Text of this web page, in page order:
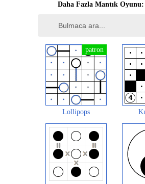
Daha Fazla Mantık Oyunu:
Lollipops